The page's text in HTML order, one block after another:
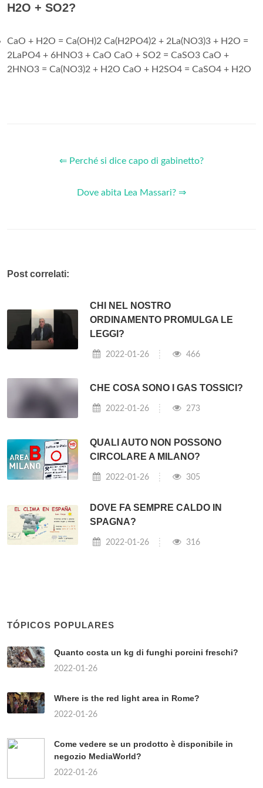
H2O + SO2?
CaO + H2O = Ca(OH)2 Ca(H2PO4)2 + 2La(NO3)3 + H2O =
2LaPO4 + 6HNO3 + CaO CaO + SO2 = CaSO3 CaO +
2HNO3 = Ca(NO3)2 + H2O CaO + H2SO4 = CaSO4 + H2O
⇐ Perché si dice capo di gabinetto?
Dove abita Lea Massari? ⇒
Post correlati:
CHI NEL NOSTRO
ORDINAMENTO PROMULGA LE
LEGGI?
2022-01-26 466
CHE COSA SONO I GAS TOSSICI?
2022-01-26 273
QUALI AUTO NON POSSONO
CIRCOLARE A MILANO?
2022-01-26 305
DOVE FA SEMPRE CALDO IN
SPAGNA?
2022-01-26 316
TÓPICOS POPULARES
Quanto costa un kg di funghi porcini freschi?
2022-01-26
Where is the red light area in Rome?
2022-01-26
Come vedere se un prodotto è disponibile in
negozio MediaWorld?
2022-01-26